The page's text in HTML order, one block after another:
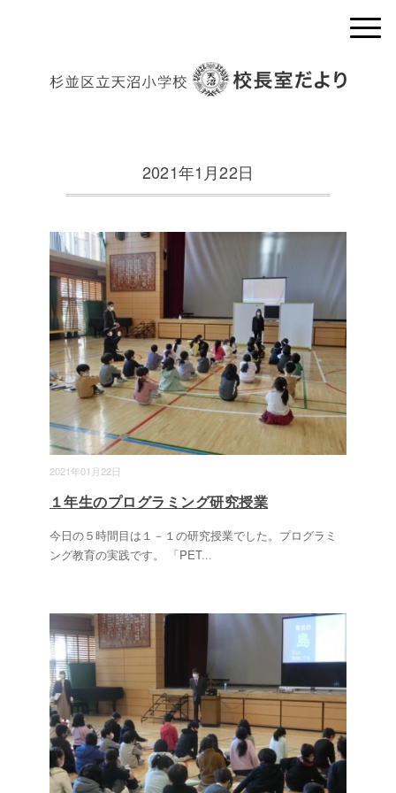
2021年1月22日
2021年01月22日
１年生のプログラミング研究授業
今日の５時間目は１－１の研究授業でした。プログラミ
ング教育の実践です。 「PET...